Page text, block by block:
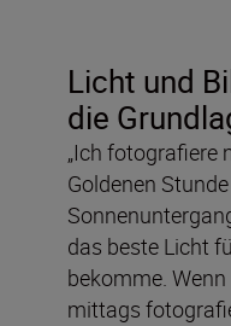
Licht und
die
„Ich fotografiere
Goldenen
das beste Licht
bekomme.
mittags